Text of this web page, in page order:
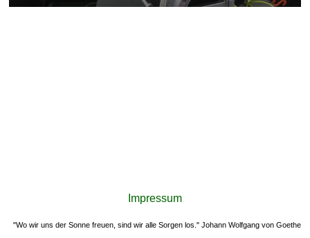
Impressum
"Wo wir uns der Sonne freuen, sind wir alle Sorgen los." Johann Wolfgang von Goethe